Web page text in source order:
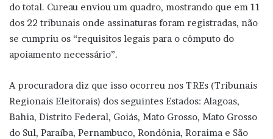
do total. Cureau enviou um quadro, mostrando que em 11
dos 22 tribunais onde assinaturas foram registradas, não
se cumpriu os “requisitos legais para o cômputo do
apoiamento necessário”.
A procuradora diz que isso ocorreu nos TREs (Tribunais
Regionais Eleitorais) dos seguintes Estados: Alagoas,
Bahia, Distrito Federal, Goiás, Mato Grosso, Mato Grosso
do Sul, Paraíba, Pernambuco, Rondônia, Roraima e São